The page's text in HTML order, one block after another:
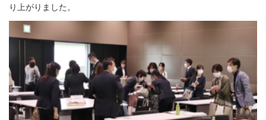
り上がりました。